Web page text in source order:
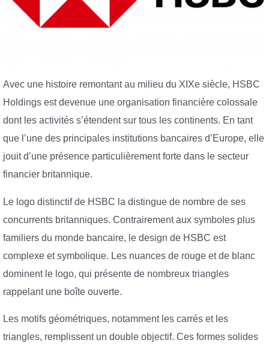
Avec une histoire remontant au milieu du XIXe siècle, HSBC
Holdings est devenue une organisation financière colossale
dont les activités s’étendent sur tous les continents. En tant
que l’une des principales institutions bancaires d’Europe, elle
jouit d’une présence particulièrement forte dans le secteur
financier britannique.
Le logo distinctif de HSBC la distingue de nombre de ses
concurrents britanniques. Contrairement aux symboles plus
familiers du monde bancaire, le design de HSBC est
complexe et symbolique. Les nuances de rouge et de blanc
dominent le logo, qui présente de nombreux triangles
rappelant une boîte ouverte.
Les motifs géométriques, notamment les carrés et les
triangles, remplissent un double objectif. Ces formes solides